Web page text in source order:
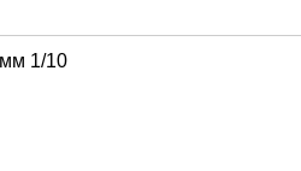
1/10